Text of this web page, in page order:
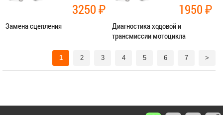
3250₽
Замена сцепления
1950₽
Диагностика ходовой и
трансмиссии мотоцикла
1 2 3 4 5 6 7 >